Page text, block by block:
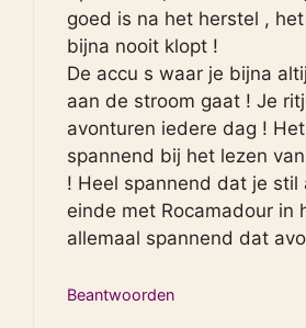
goed is na het herstel ,
bijna nooit klopt !
De accu s waar je bijna
aan de stroom gaat ! Je
avonturen iedere dag !
spannend bij het lezen
! Heel spannend dat je stil
einde met Rocamadour in
allemaal spannend dat
Beantwoorden